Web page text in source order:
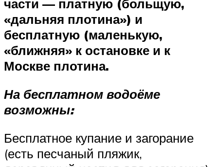
части — платную (больщую,
«дальняя плотина») и
бесплатную (маленькую,
«ближняя» к остановке и к
Москве плотина.
На бесплатном водоёме
возможны:
Бесплатное купание и загорание
(есть песчаный пляжик,